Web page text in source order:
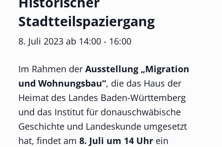
Stadtteilspaziergang
8. Juli 2023 ab 14:00- 16:00
Im Rahmen der Ausstellung „Migration
und Wohnungsbau“, die das Haus der
Heimat des Landes Baden-Württemberg
und das Institut für donauschwäbische
Geschichte und Landeskunde umgesetzt
hat, findet am 8. Juli um 14 Uhrein